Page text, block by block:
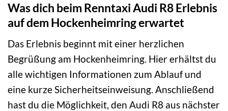
Was dich beim Renntaxi Audi R8 Erlebnis
auf dem Hockenheimring erwartet
Das Erlebnis beginnt mit einer herzlichen
Begrüßung am Hockenheimring. Hier erhältst du
alle wichtigen Informationen zum Ablauf und
eine kurze Sicherheitseinweisung. Anschließend
hast du die Möglichkeit, den Audi R8 aus nächster